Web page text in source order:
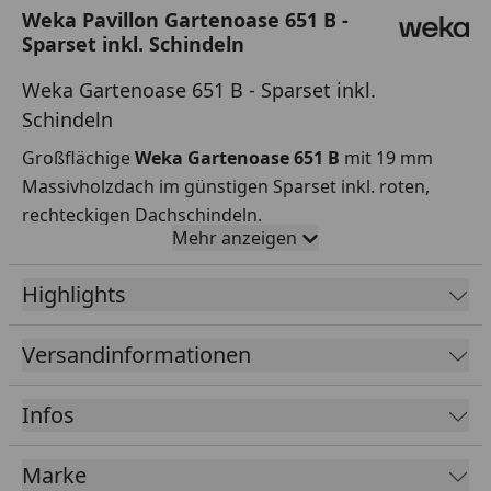
Weka Pavillon Gartenoase 651 B -
Sparset inkl. Schindeln
Weka Gartenoase 651 B - Sparset inkl.
Schindeln
GroßflächigeWeka Gartenoase 651 B mit 19 mm
Massivholzdach im günstigen Sparset inkl. roten,
rechteckigen Dachschindeln.
Sockelmaß (Breite
x Tiefe)
Überdachte
Fläche
333 x 584 cm (Größe 1)
433 x 778 cm (Größe 3)
Traufhöhe
Mehr anzeigen
Highlights
Versandinformationen
Infos
Marke